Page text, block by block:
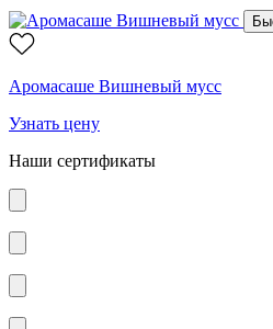
Аромасаше Вишневый мусс
Узнать цену
Наши сертификаты